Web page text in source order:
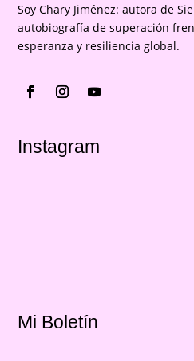
Soy Chary Jiménez: autora de
autobiografía de superación
esperanza y resiliencia global.
Instagram
Mi Boletín